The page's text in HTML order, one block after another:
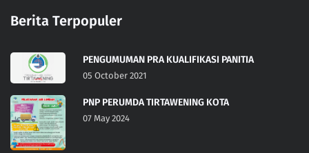
Berita Terpopuler
PENGUMUMAN PRA KUALIFIKASI PANITIA
05 October 2021
PNP PERUMDA TIRTAWENING KOTA
07 May 2024